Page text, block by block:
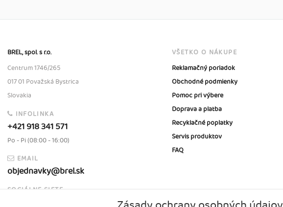
BREL, spol. s r.o.
Centrum 1746/265
017 01 Považská Bystrica
Slovakia
INFOLINKA
+421 918 341 571
Po - Pi (08:00 - 16:00)
EMAIL
objednavky@brel.sk
SOCIÁLNE SIETE
VŠETKO O NÁKUPE
Reklamačný poriadok
Obchodné podmienky
Pomoc pri výbere
Doprava a platba
Recyklačné poplatky
Servis produktov
FAQ